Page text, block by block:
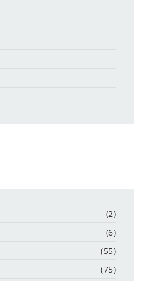
(2)
(6)
(55)
(75)